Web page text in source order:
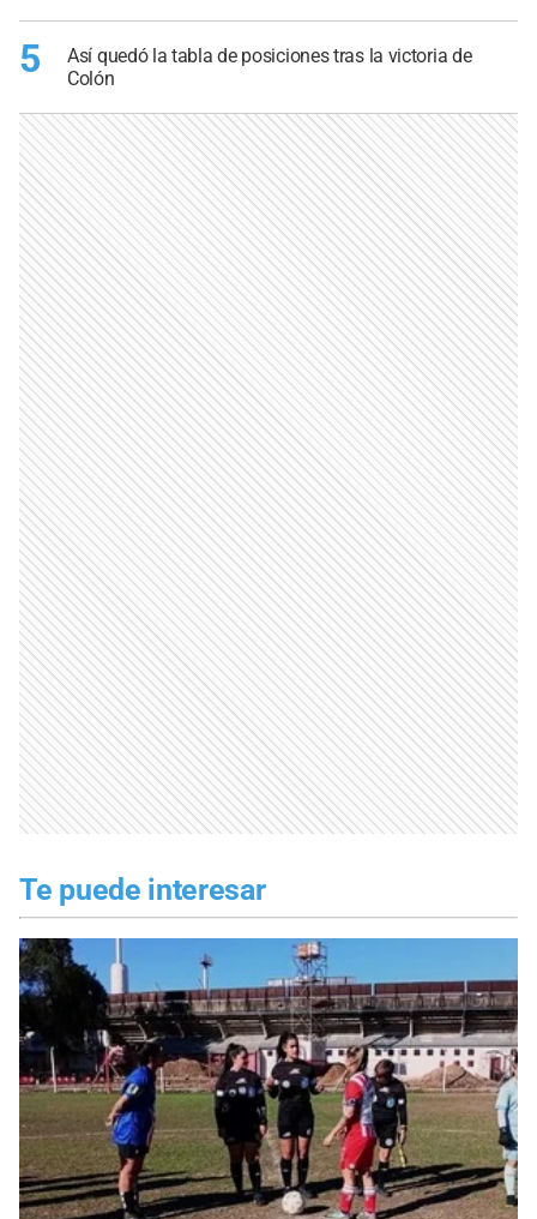
5
Así quedó la tabla de posiciones tras la victoria de
Colón
Te puede interesar